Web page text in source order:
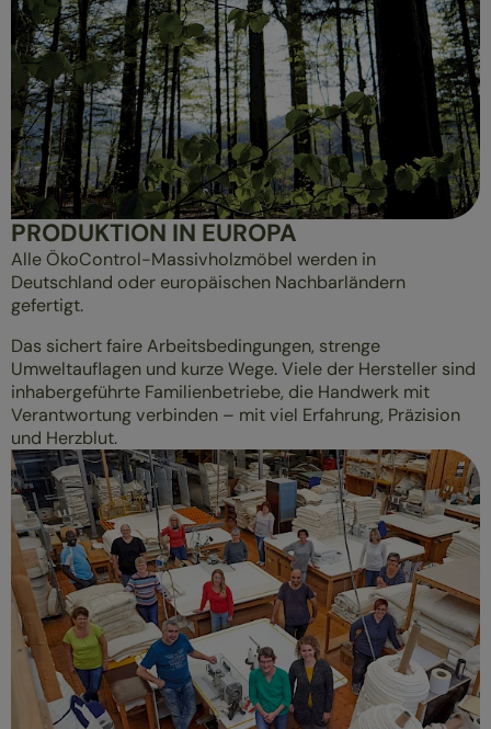
PRODUKTION IN EUROPA
Alle ÖkoControl-Massivholzmöbel werden in
Deutschland oder europäischen Nachbarländern
gefertigt.
Das sichert faire Arbeitsbedingungen, strenge
Umweltauflagen und kurze Wege. Viele der Hersteller sind
inhabergeführte Familienbetriebe, die Handwerk mit
Verantwortung verbinden – mit viel Erfahrung, Präzision
und Herzblut.